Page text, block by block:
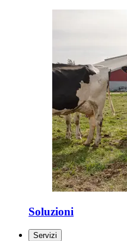
Soluzioni
Servizi